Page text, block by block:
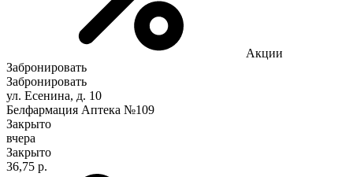
Акции
Забронировать
Забронировать
ул. Есенина, д. 10
Белфармация Аптека №109
Закрыто
вчера
Закрыто
36,75 р.